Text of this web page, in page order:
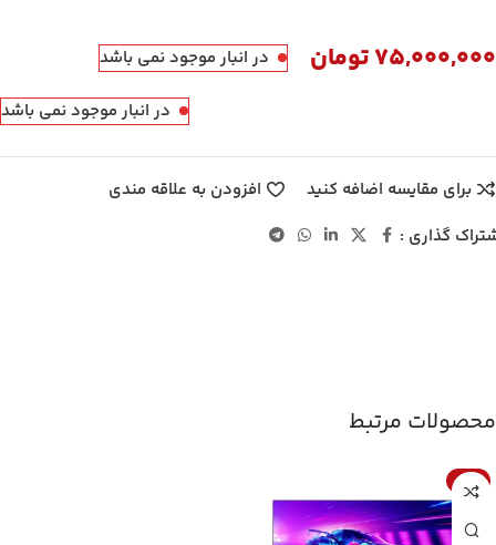
75,000,000تومان در انبار موجود نمی باشد
در انبار موجود نمی باشد
برای مقایسه اضافه کنید
افزودن به علاقه مندی
گذاری :
محصولات مرتبط
حراج